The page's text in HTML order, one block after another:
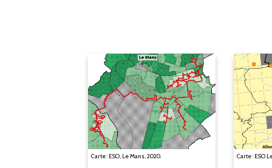
Carte : ESO, Le Mans, 2020. Carte : ESO